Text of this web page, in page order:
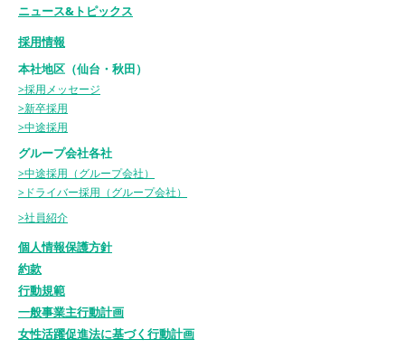
ニュース&トピックス
採用情報
本社地区（仙台・秋田）
>採用メッセージ
>新卒採用
>中途採用
グループ会社各社
>中途採用（グループ会社）
>ドライバー採用（グループ会社）
>社員紹介
個人情報保護方針
約款
行動規範
一般事業主行動計画
女性活躍促進法に基づく行動計画